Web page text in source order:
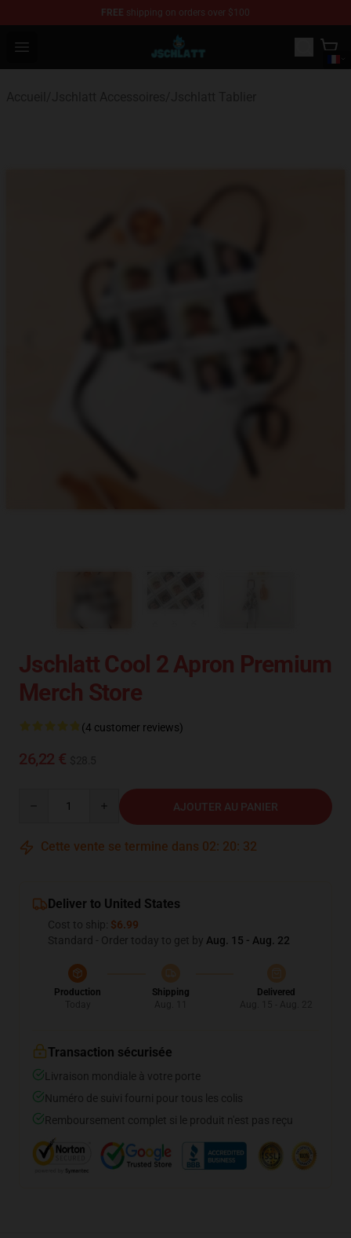
FREE shipping on orders over $100
Open menu
Jschlatt Store - Official Jschlatt Merchandise Shop
Jschlatt Cool 2 Apron Premium
Merch Store
(4 customer reviews)
26,22 €
AJOUTER AU PANIER
Cette vente se termine dans 02: 20: 31
Deliver to United States
Cost to ship: $6.99
Standard - Order today to get by Aug. 15 - Aug. 22
Production
Shipping
Delivered
Transaction sécurisée
Livraison mondiale à votre porte
Numéro de suivi fourni pour tous les colis
Remboursement complet si le produit n'est pas reçu